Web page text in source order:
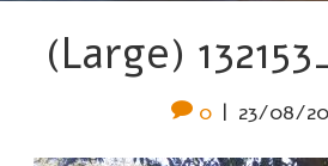
23/08/
|
0